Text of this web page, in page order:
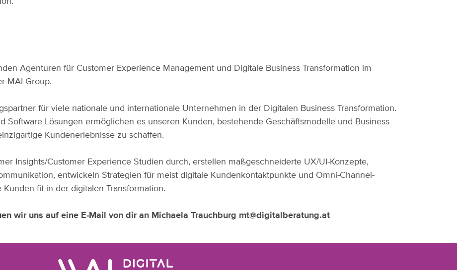
Agenturen für Customer Experience Management und Digitale Business Transformation im
MAI Group.
für viele nationale und internationale Unternehmen in der Digitalen Business Transformation.
Software Lösungen ermöglichen es unseren Kunden, bestehende Geschäftsmodelle und Business
Kundenerlebnisse zu schaffen.
Insights/Customer Experience Studien durch, erstellen maßgeschneiderte UX/UI-Konzepte,
entwickeln Strategien für meist digitale Kundenkontaktpunkte und Omni-Channel-
fit in der digitalen Transformation.
wir uns auf eine E-Mail von dir an Michaela Trauchburg mt@digitalberatung.at